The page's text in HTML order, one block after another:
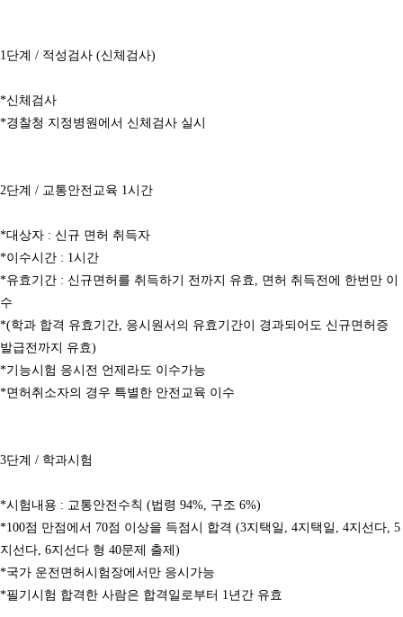
1단계 / 적성검사 (신체검사)
*신체검사
*경찰청 지정병원에서 신체검사 실시
2단계 / 교통안전교육 1시간
*대상자 : 신규 면허 취득자
*이수시간 : 1시간
*유효기간 : 신규면허를 취득하기 전까지 유효, 면허 취득전에 한번만 이
수
*(학과 합격 유효기간, 응시원서의 유효기간이 경과되어도 신규면허증
발급전까지 유효)
*기능시험 응시전 언제라도 이수가능
*면허취소자의 경우 특별한 안전교육 이수
3단계 / 학과시험
*시험내용 : 교통안전수칙 (법령 94%, 구조 6%)
*100점 만점에서 70점 이상을 득점시 합격 (3지택일, 4지택일, 4지선다, 5
지선다, 6지선다 형 40문제 출제)
*국가 운전면허시험장에서만 응시가능
*필기시험 합격한 사람은 합격일로부터 1년간 유효